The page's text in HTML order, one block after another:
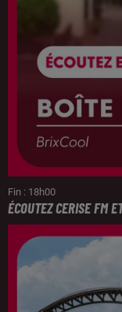
Fin : 18h00
ÉCOUTEZ CERISE FM